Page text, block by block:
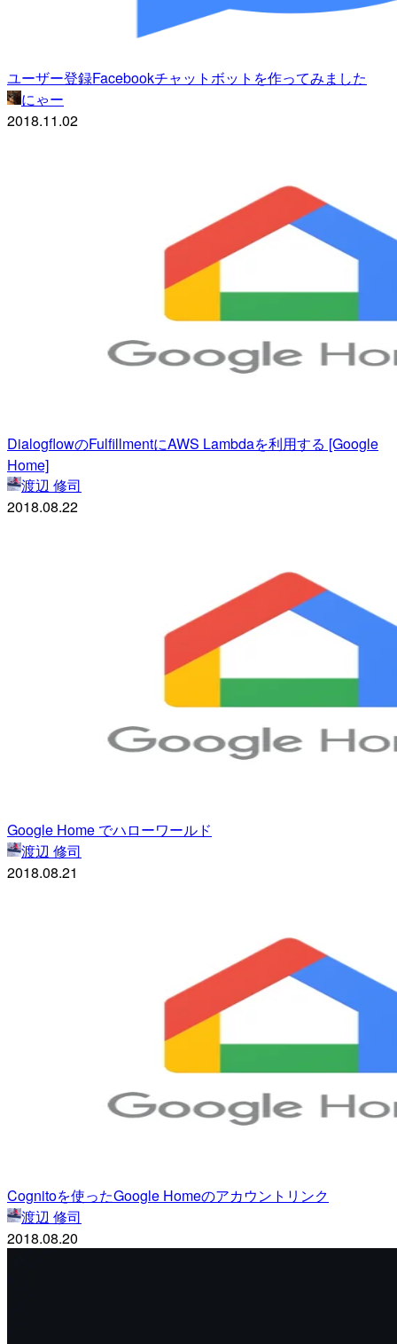
ユーザー登録Facebookチャットボットを作ってみました
にゃー
2018.11.02
DialogflowのFulfillmentにAWS Lambdaを利用する [Google
Home]
渡辺 修司
2018.08.22
Google Home でハローワールド
渡辺 修司
2018.08.21
Cognitoを使ったGoogle Homeのアカウントリンク
渡辺 修司
2018.08.20